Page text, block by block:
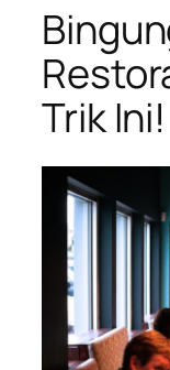
Trik Ini!